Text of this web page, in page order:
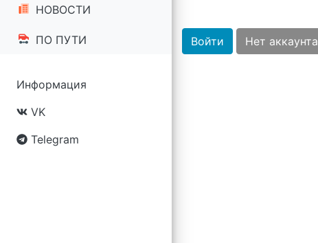
НОВОСТИ
ПО ПУТИ
Информация
VK
Telegram
Войти Нет